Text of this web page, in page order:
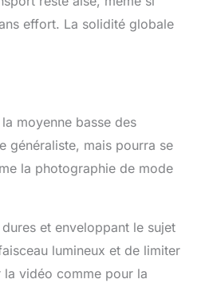
prise de vue. Tissu
un effet lumineux
Disque de
pour un effet de
effort. La solidité globale
moyenne basse des
généraliste, mais pourra se
la photographie de mode
et enveloppant le sujet
lumineux et de limiter
la vidéo comme pour la